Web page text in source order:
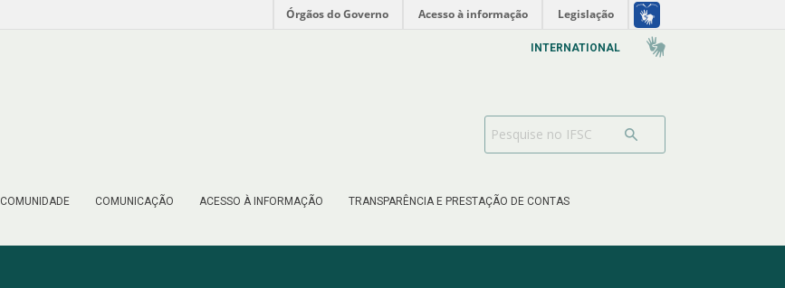
Órgãos do Governo Acesso à informação Legislação
COMUNIDADE COMUNICAÇÃO ACESSO À INFORMAÇÃO TRANSPARÊNCIA E PRESTAÇÃO DE CONTAS
INTERNATIONAL